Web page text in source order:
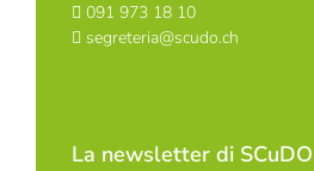
091 973 18 10
segreteria@scudo.ch
La newsletter di SCuDO